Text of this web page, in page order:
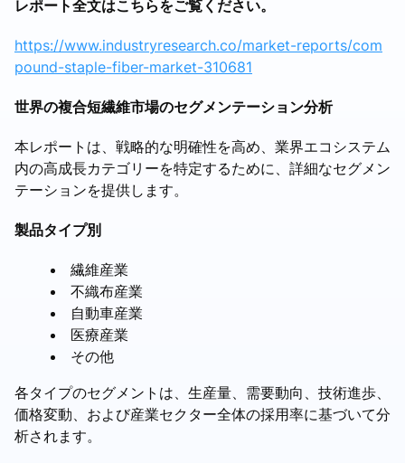
レポート全文はこちらをご覧ください。
https://www.industryresearch.co/market-reports/com
pound-staple-fiber-market-310681
世界の複合短繊維市場のセグメンテーション分析
本レポートは、戦略的な明確性を高め、業界エコシステム
内の高成長カテゴリーを特定するために、詳細なセグメン
テーションを提供します。
製品タイプ別
繊維産業
不織布産業
自動車産業
医療産業
その他
各タイプのセグメントは、生産量、需要動向、技術進歩、
価格変動、および産業セクター全体の採用率に基づいて分
析されます。